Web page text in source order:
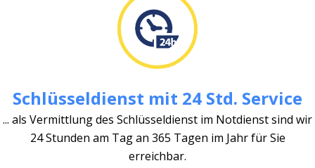
Schlüsseldienst mit 24 Std. Service
... als Vermittlung des Schlüsseldienst im Notdienst sind wir
24 Stunden am Tag an 365 Tagen im Jahr für Sie
erreichbar.